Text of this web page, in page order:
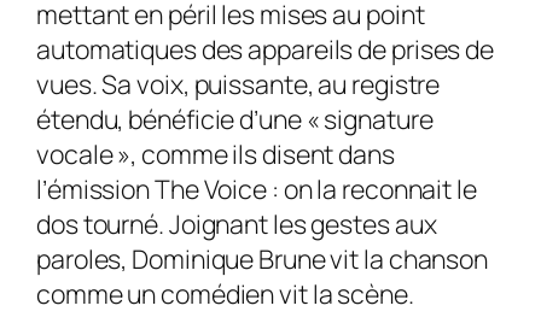
mettant en péril les mises au point
automatiques des appareils de prises de
vues. Sa voix, puissante, au registre
étendu, bénéficie d’une « signature
vocale », comme ils disent dans
l’émission The Voice : on la reconnait le
dos tourné. Joignant les gestes aux
paroles, Dominique Brune vit la chanson
comme un comédien vit la scène.